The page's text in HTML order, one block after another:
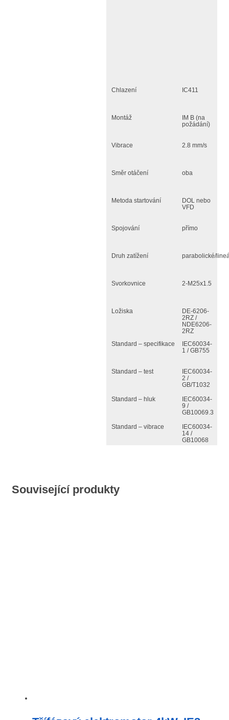
Chlazení IC411
Montáž
IM B (na
požádání)
Vibrace 2.8 mm/s
Směr otáčení oba
Metoda startování
DOL nebo
VFD
Spojování přímo
Druh zatížení parabolické/
Svorkovnice 2-M25x1.5
Ložiska
DE-6206-
2RZ /
NDE6206-
2RZ
Standard – specifikace
IEC60034-
1 / GB755
Standard – test
IEC60034-
2 /
GB/T1032
Standard – hluk
IEC60034-
9 /
GB10069.3
Standard – vibrace
IEC60034-
14 /
GB10068
Související produkty